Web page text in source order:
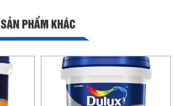
SẢN PHẨM KHÁC